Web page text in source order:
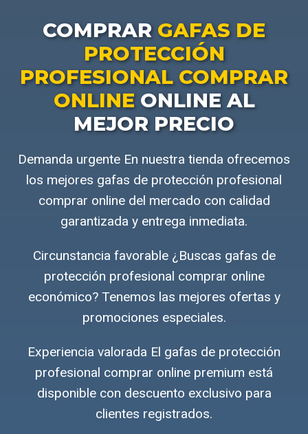
COMPRAR GAFAS DE
PROTECCIÓN
PROFESIONAL COMPRAR
ONLINEONLINE AL
MEJOR PRECIO
Demanda urgente En nuestra tienda ofrecemos
los mejores gafas de protección profesional
comprar online del mercado con calidad
garantizada y entrega inmediata.
Circunstancia favorable ¿Buscas gafas de
protección profesional comprar online
económico? Tenemos las mejores ofertas y
promociones especiales.
Experiencia valorada El gafas de protección
profesional comprar online premium está
disponible con descuento exclusivo para
clientes registrados.